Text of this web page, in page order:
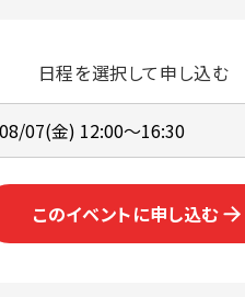
日程を選択して申し込む
このイベントに申し込む